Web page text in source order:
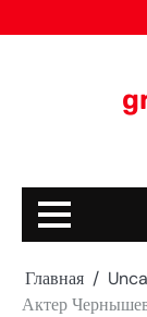
к
Главная
Актер